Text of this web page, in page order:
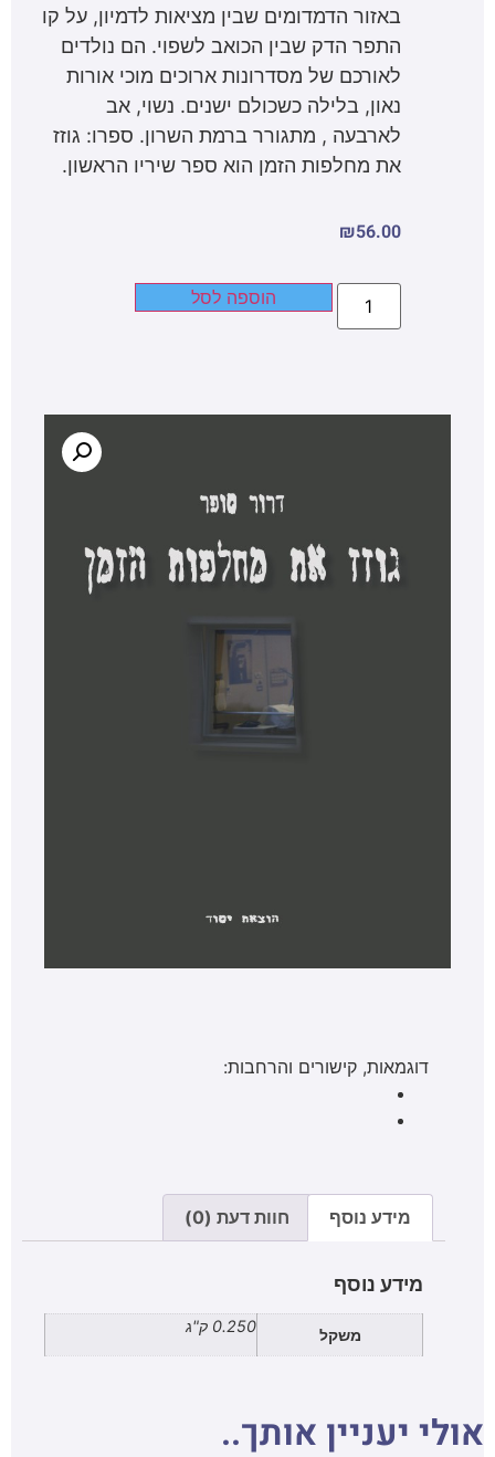
באזור הדמדומים שבין מציאות לדמיון, על קו
התפר הדק שבין הכואב לשפוי. הם נולדים
לאורכם של מסדרונות ארוכים מוכי אורות
נאון, בלילה כשכולם ישנים. נשוי, אב
לארבעה , מתגורר ברמת השרון. ספרו: גוזז
את מחלפות הזמן הוא ספר שיריו הראשון.
₪56.00
הוספה לסל
דוגמאות, קישורים והרחבות:
מידע נוסף חוות דעת (0)
מידע נוסף
משקל 0.250 ק"ג
אולי יעניין אותך..